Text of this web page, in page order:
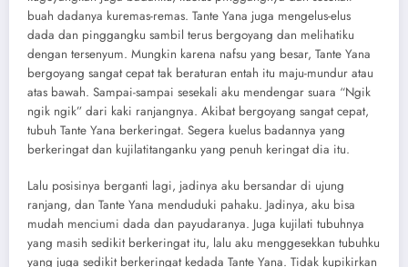
buah dadanya kuremas-remas. Tante Yana juga mengelus-elus
dada dan pinggangku sambil terus bergoyang dan melihatiku
dengan tersenyum. Mungkin karena nafsu yang besar, Tante Yana
bergoyang sangat cepat tak beraturan entah itu maju-mundur atau
atas bawah. Sampai-sampai sesekali aku mendengar suara “Ngik
ngik ngik” dari kaki ranjangnya. Akibat bergoyang sangat cepat,
tubuh Tante Yana berkeringat. Segera kuelus badannya yang
berkeringat dan kujilatitanganku yang penuh keringat dia itu.
Lalu posisinya berganti lagi, jadinya aku bersandar di ujung
ranjang, dan Tante Yana menduduki pahaku. Jadinya, aku bisa
mudah menciumi dada dan payudaranya. Juga kujilati tubuhnya
yang masih sedikit berkeringat itu, lalu aku menggesekkan tubuhku
yang juga sedikit berkeringat kedada Tante Yana. Tidak kupikirkan